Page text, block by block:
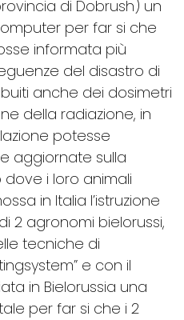
di Dobrush) un
per far si che
informata più
del disastro di
anche dei dosimetri
della radiazione, in
potesse
aggiornate sulla
i loro animali
in Italia l’istruzione
2 agronomi bielorussi,
tecniche di
e con il
in Bielorussia una
per far si che i 2